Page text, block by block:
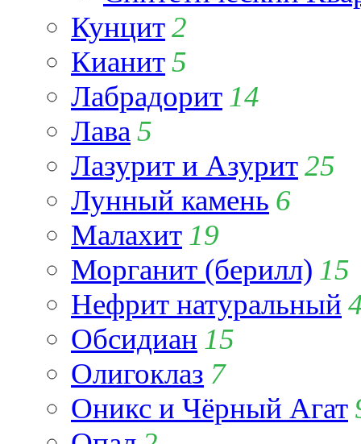
Кунцит2
Кианит5
Лабрадорит 14
Лава 5
Лазурит и Азурит25
Лунный камень 6
Малахит 19
Морганит (берилл) 15
Нефрит натуральный
Обсидиан 15
Олигоклаз 7
Оникс и Чёрный Агат